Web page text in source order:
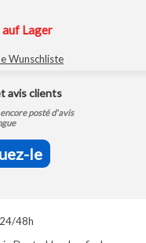
Lager
Wunschliste
avis clients
posté d'avis
le
48h